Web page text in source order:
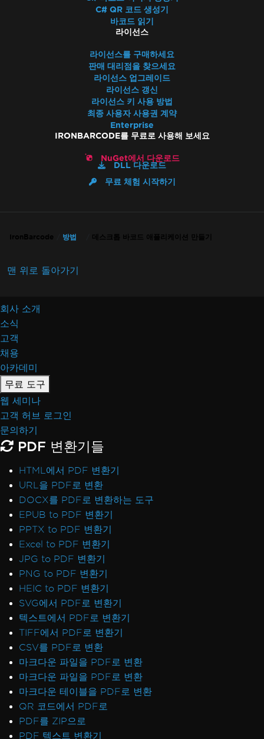
C# QR 코드 생성기
바코드 읽기
라이선스
라이선스를 구매하세요
판매 대리점을 찾으세요
라이선스 업그레이드
라이선스 갱신
라이선스 키 사용 방법
최종 사용자 사용권 계약
Enterprise
IRONBARCODE를 무료로 사용해 보세요
NuGet에서 다운로드
DLL 다운로드
무료 체험 시작하기
IronBarcode 방법 데스크톱 바코드 애플리케이션 만들기
맨 위로 돌아가기
회사 소개
소식
고객
채용
아카데미
무료 도구
웹 세미나
고객 허브 로그인
문의하기
PDF 변환기들
HTML에서 PDF 변환기
URL을 PDF로 변환
DOCX를 PDF로 변환하는 도구
EPUB to PDF 변환기
PPTX to PDF 변환기
Excel to PDF 변환기
JPG to PDF 변환기
PNG to PDF 변환기
HEIC to PDF 변환기
SVG에서 PDF로 변환기
텍스트에서 PDF로 변환기
TIFF에서 PDF로 변환기
CSV를 PDF로 변환
마크다운 파일을 PDF로 변환
마크다운 파일을 PDF로 변환
마크다운 테이블을 PDF로 변환
QR 코드에서 PDF로
PDF를 ZIP으로
PDF 텍스트 변환기